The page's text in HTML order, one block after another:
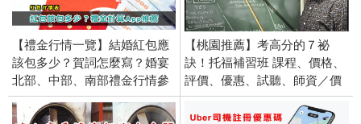
【禮金行情一覽】結婚紅包應
該包多少？賀詞怎麼寫？婚宴
北部、中部、南部禮金行情參
考、禮金價格、請客、流水
席、禮金行情APP
【桃園推薦】考高分的７祕
訣！托福補習班 課程、價格、
評價、優惠、試聽、師資／價
錢、TOEFL iBT